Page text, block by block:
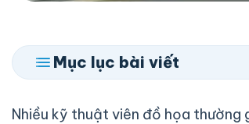
Mục lục bài viết
Nhiều kỹ thuật viên đồ họa thường